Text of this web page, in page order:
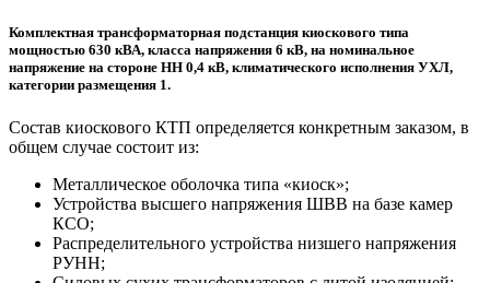
Комплектная трансформаторная подстанция киоскового типа
мощностью 630 кВА, класса напряжения 6 кВ, на номинальное
напряжение на стороне НН 0,4 кВ, климатического исполнения УХЛ,
категории размещения 1.
Состав киоскового КТП определяется конкретным заказом, в
общем случае состоит из:
Металлическое оболочка типа «киоск»;
Устройства высшего напряжения ШВВ на базе камер
КСО;
Распределительного устройства низшего напряжения
РУНН;